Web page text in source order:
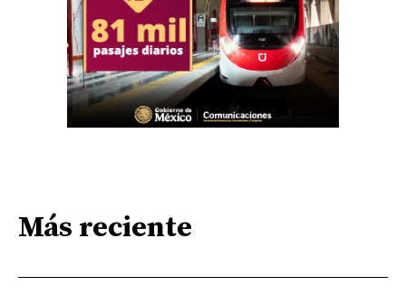
Más reciente